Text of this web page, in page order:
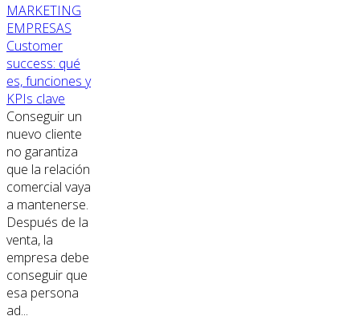
MARKETING
EMPRESAS
Customer
success: qué
es, funciones y
KPIs clave
Conseguir un
nuevo cliente
no garantiza
que la relación
comercial vaya
a mantenerse.
Después de la
venta, la
empresa debe
conseguir que
esa persona
ad...